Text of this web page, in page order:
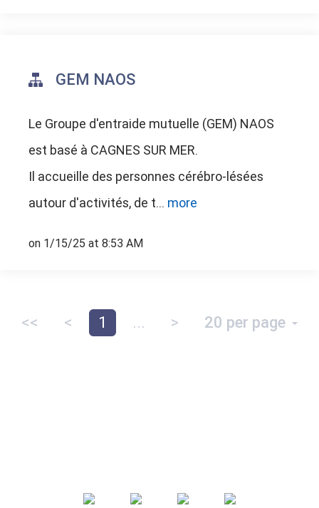
GEM NAOS
Le Groupe d'entraide mutuelle (GEM) NAOS
est basé à CAGNES SUR MER.
Il accueille des personnes cérébro-lésées
autour d'activités, de t... more
on 1/15/25 at 8:53 AM
<< < 1 ... > 20 per page